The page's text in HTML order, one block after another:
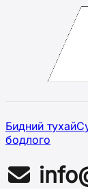
Бидний тухай
бодлого